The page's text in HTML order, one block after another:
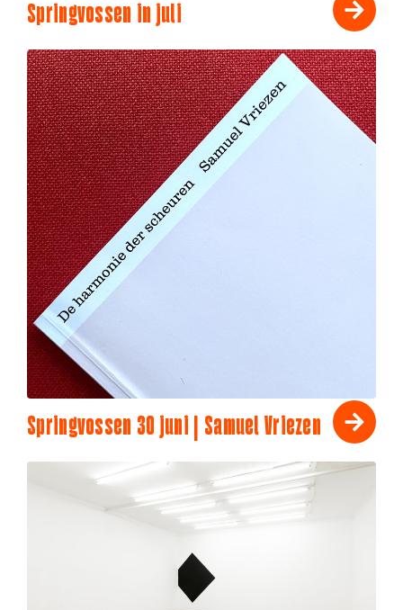
Springvossen in juli
Springvossen 30 juni | Samuel Vriezen